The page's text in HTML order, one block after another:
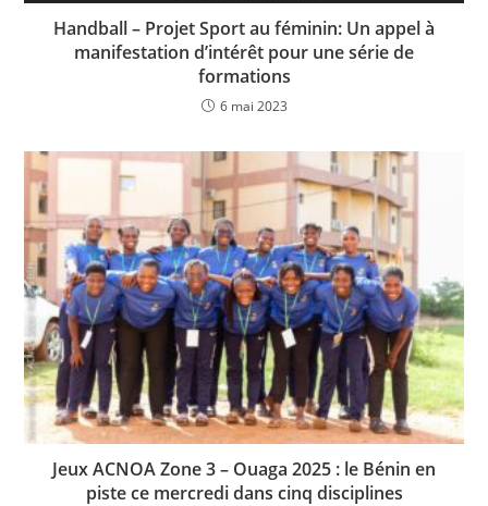
Handball – Projet Sport au féminin: Un appel à
manifestation d’intérêt pour une série de
formations
6 mai 2023
Jeux ACNOA Zone 3 – Ouaga 2025 : le Bénin en
piste ce mercredi dans cinq disciplines